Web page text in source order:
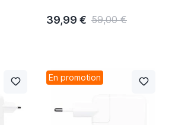
39,99 € 59,00 €
En promotion